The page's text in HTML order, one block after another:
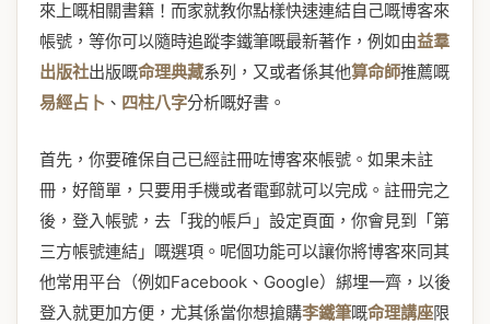
來上嘅相關書籍！而家就教你點樣快速連結自己嘅博客來
帳號，等你可以隨時追蹤李鐵筆嘅最新著作，例如由益羣
出版社出版嘅命理典藏系列，又或者係其他算命師推薦嘅
易經占卜 、 四柱八字分析嘅好書。
首先，你要確保自己已經註冊咗博客來帳號。如果未註
冊，好簡單，只要用手機或者電郵就可以完成。註冊完之
後，登入帳號，去「我的帳戶」設定頁面，你會見到「第
三方帳號連結」嘅選項。呢個功能可以讓你將博客來同其
他常用平台（例如Facebook、Google）綁埋一齊，以後
登入就更加方便，尤其係當你想搶購李鐵筆嘅命理講座限